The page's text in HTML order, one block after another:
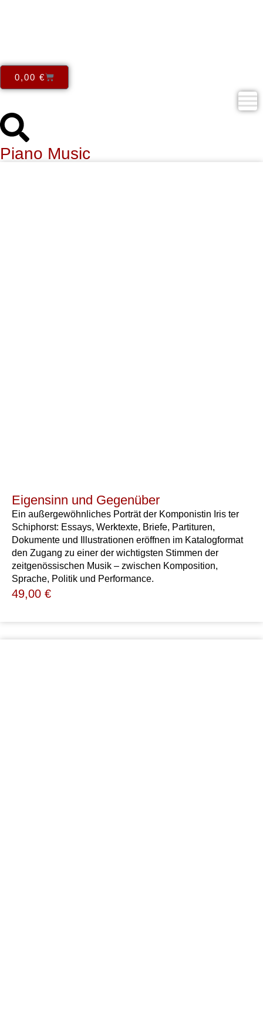
0,00 €
Piano Music
Eigensinn und Gegenüber
Ein außergewöhnliches Porträt der Komponistin Iris ter
Schiphorst: Essays, Werktexte, Briefe, Partituren,
Dokumente und Illustrationen eröffnen im Katalogformat
den Zugang zu einer der wichtigsten Stimmen der
zeitgenössischen Musik – zwischen Komposition,
Sprache, Politik und Performance.
49,00 €